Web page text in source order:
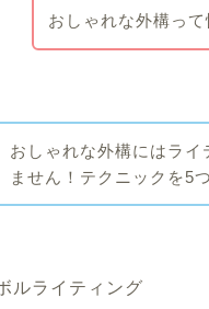
おしゃれな外構って
おしゃれな外構にはライ
ません！テクニックを5
ルライティング